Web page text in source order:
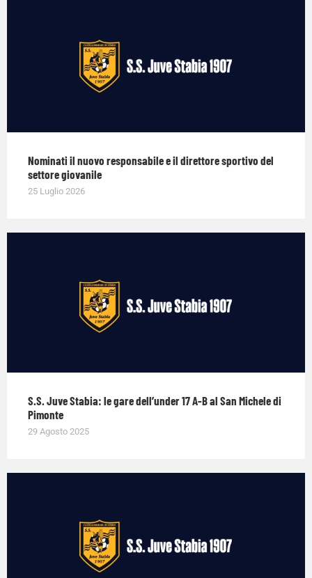
Nominati il nuovo responsabile e il direttore sportivo del
settore giovanile
25 Luglio 2026
S.S. Juve Stabia: le gare dell’under 17 A-B al San Michele di
Pimonte
29 Agosto 2025